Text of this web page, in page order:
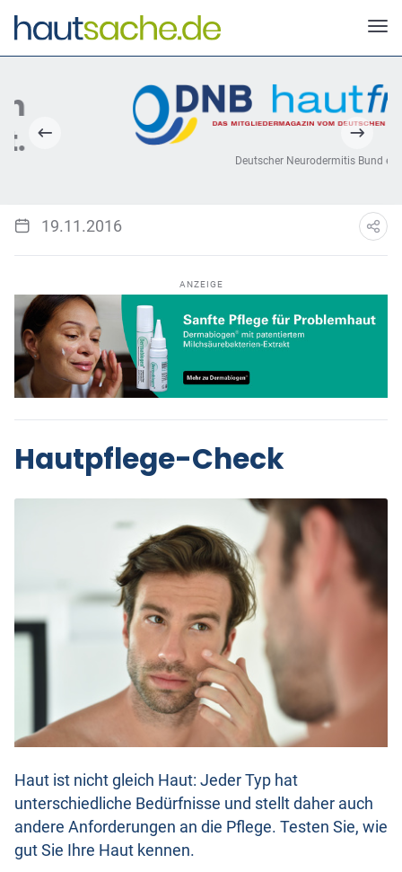
Deutscher Neurodermitis Bund e.V.
19.11.2016
ANZEIGE
Hautpflege-Check
Haut ist nicht gleich Haut: Jeder Typ hat
unterschiedliche Bedürfnisse und stellt daher auch
andere Anforderungen an die Pflege. Testen Sie, wie
gut Sie Ihre Haut kennen.